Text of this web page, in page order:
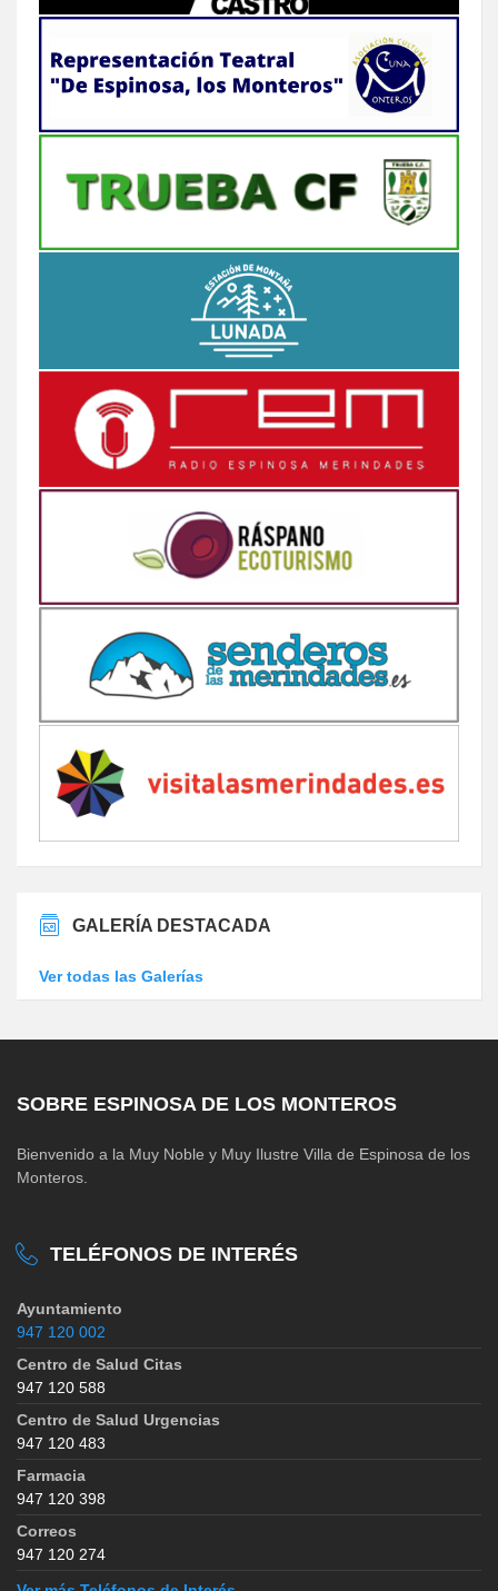
GALERÍA DESTACADA
Ver todas las Galerías
SOBRE ESPINOSA DE LOS MONTEROS
Bienvenido a la Muy Noble y Muy Ilustre Villa de Espinosa de los
Monteros.
TELÉFONOS DE INTERÉS
Ayuntamiento
947 120 002
Centro de Salud Citas
947 120 588
Centro de Salud Urgencias
947 120 483
Farmacia
947 120 398
Correos
947 120 274